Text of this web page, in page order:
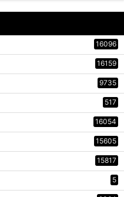
16096
16159
9735
517
16054
15605
15817
5